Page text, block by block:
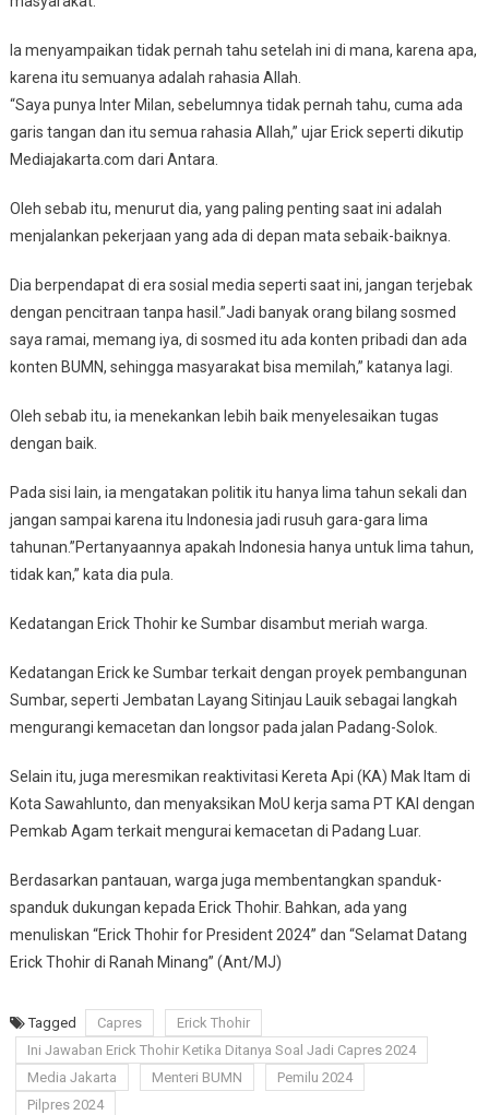
Ia menyampaikan tidak pernah tahu setelah ini di mana, karena apa,
karena itu semuanya adalah rahasia Allah.
“Saya punya Inter Milan, sebelumnya tidak pernah tahu, cuma ada
garis tangan dan itu semua rahasia Allah,” ujar Erick seperti dikutip
Mediajakarta.com dari Antara.
Oleh sebab itu, menurut dia, yang paling penting saat ini adalah
menjalankan pekerjaan yang ada di depan mata sebaik-baiknya.
Dia berpendapat di era sosial media seperti saat ini, jangan terjebak
dengan pencitraan tanpa hasil.”Jadi banyak orang bilang sosmed
saya ramai, memang iya, di sosmed itu ada konten pribadi dan ada
konten BUMN, sehingga masyarakat bisa memilah,” katanya lagi.
Oleh sebab itu, ia menekankan lebih baik menyelesaikan tugas
dengan baik.
Pada sisi lain, ia mengatakan politik itu hanya lima tahun sekali dan
jangan sampai karena itu Indonesia jadi rusuh gara-gara lima
tahunan.”Pertanyaannya apakah Indonesia hanya untuk lima tahun,
tidak kan,” kata dia pula.
Kedatangan Erick Thohir ke Sumbar disambut meriah warga.
Kedatangan Erick ke Sumbar terkait dengan proyek pembangunan
Sumbar, seperti Jembatan Layang Sitinjau Lauik sebagai langkah
mengurangi kemacetan dan longsor pada jalan Padang-Solok.
Selain itu, juga meresmikan reaktivitasi Kereta Api (KA) Mak Itam di
Kota Sawahlunto, dan menyaksikan MoU kerja sama PT KAI dengan
Pemkab Agam terkait mengurai kemacetan di Padang Luar.
Berdasarkan pantauan, warga juga membentangkan spanduk-
spanduk dukungan kepada Erick Thohir. Bahkan, ada yang
menuliskan “Erick Thohir for President 2024” dan “Selamat Datang
Erick Thohir di Ranah Minang” (Ant/MJ)
Tagged Capres
Erick Thohir
Ini Jawaban Erick Thohir Ketika Ditanya Soal Jadi Capres 2024
Media Jakarta
Menteri BUMN
Pemilu 2024
Pilpres 2024